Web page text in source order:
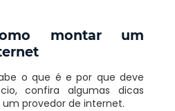
montar um
o que é e por que deve
confira algumas dicas
provedor de internet.